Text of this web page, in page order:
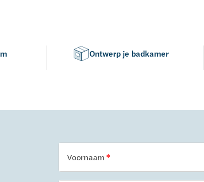
Ontwerp je badkamer
Voornaam